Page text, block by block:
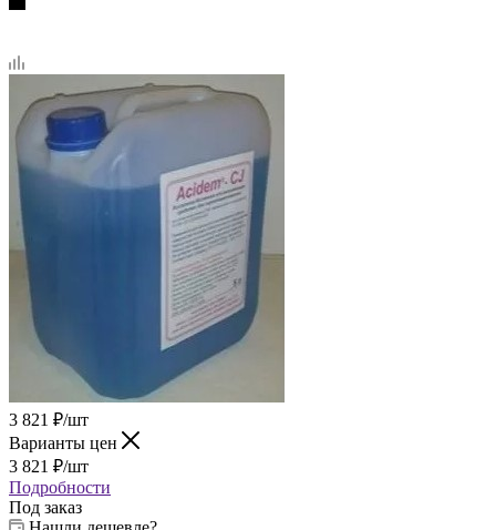
3 821 ₽/шт
Варианты цен
3 821 ₽/шт
Подробности
Под заказ